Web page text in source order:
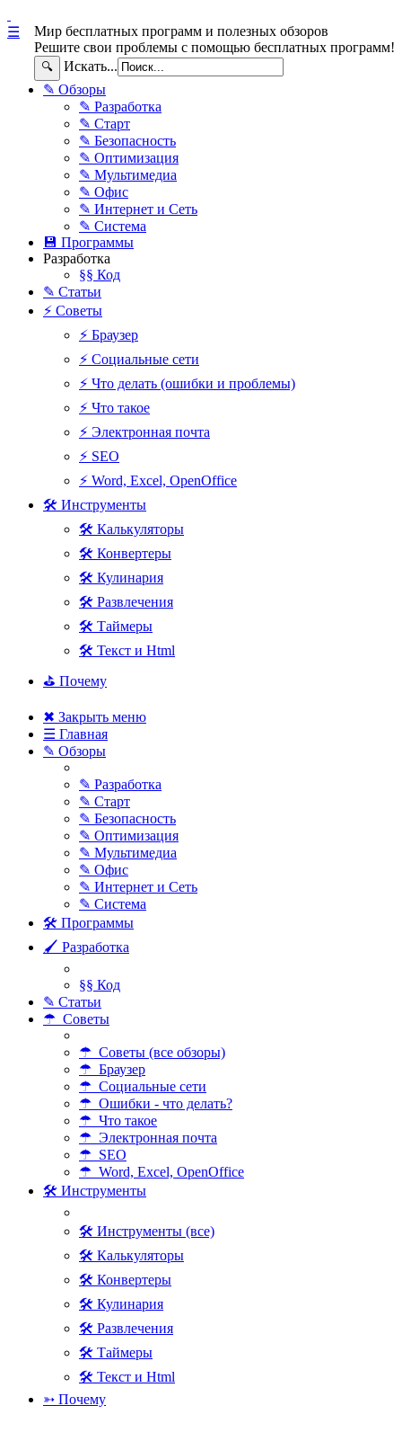
Мир бесплатных программ и полезных обзоров
Решите свои проблемы с помощью бесплатных программ!
🔍 Искать...
☰
✎ Обзоры
✎ Разработка
✎ Старт
✎ Безопасность
✎ Оптимизация
✎ Мультимедиа
✎ Офис
✎ Интернет и Сеть
✎ Система
💾 Программы
Разработка
§§ Код
✎ Статьи
⚡ Советы
⚡ Браузер
⚡ Социальные сети
⚡ Что делать (ошибки и проблемы)
⚡ Что такое
⚡ Электронная почта
⚡ SEO
⚡ Word, Excel, OpenOffice
🛠 Инструменты
🛠 Калькуляторы
🛠 Конвертеры
🛠 Кулинария
🛠 Развлечения
🛠 Таймеры
🛠 Текст и Html
⛳ Почему
✖ Закрыть меню
☰ Главная
✎ Обзоры
✎ Разработка
✎ Старт
✎ Безопасность
✎ Оптимизация
✎ Мультимедиа
✎ Офис
✎ Интернет и Сеть
✎ Система
🛠 Программы
🖌 Разработка
§§ Код
✎ Статьи
☂ Советы
☂ Советы (все обзоры)
☂ Браузер
☂ Социальные сети
☂ Ошибки - что делать?
☂ Что такое
☂ Электронная почта
☂ SEO
☂ Word, Excel, OpenOffice
🛠 Инструменты
🛠 Инструменты (все)
🛠 Калькуляторы
🛠 Конвертеры
🛠 Кулинария
🛠 Развлечения
🛠 Таймеры
🛠 Текст и Html
➳ Почему